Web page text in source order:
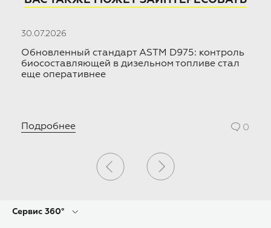
30.07.2026
Обновленный стандарт ASTM D975: контроль
биосоставляющей в дизельном топливе стал
еще оперативнее
Подробнее 0
Сервис 360°